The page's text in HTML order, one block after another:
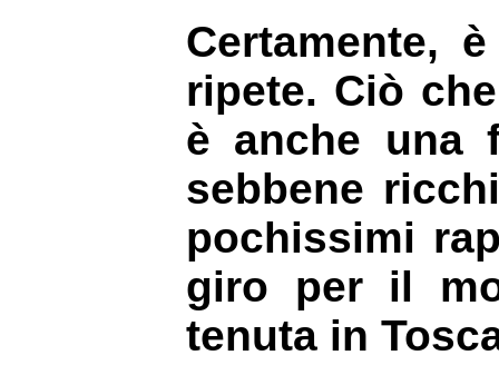
Certamente,
ripete. Ciò
è anche una
sebbene
pochissimi
giro per il
tenuta in